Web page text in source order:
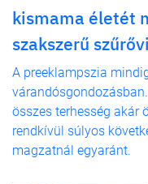
kismama életét
szakszerű
A preeklampszia
összes terhesség akár
rendkívül súlyos
magzatnál egyaránt.